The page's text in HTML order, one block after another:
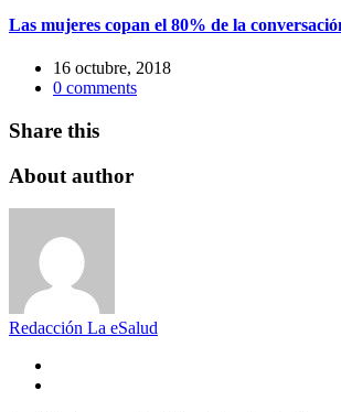
Las mujeres copan el 80% de la
16 octubre, 2018
0 comments
Share this
About author
Redacción La eSalud